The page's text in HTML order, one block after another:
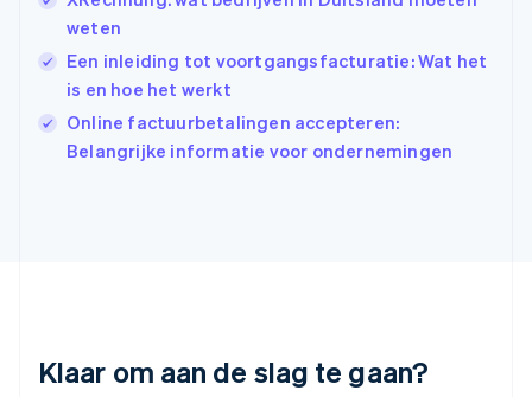
weten
Een inleiding tot voortgangsfacturatie: Wat het
is en hoe het werkt
Online factuurbetalingen accepteren:
Belangrijke informatie voor ondernemingen
Klaar om aan de slag te gaan?
English
Italië
ItalianoEnglish
日本語English
Kroatië
FrançaisDeutschEnglish